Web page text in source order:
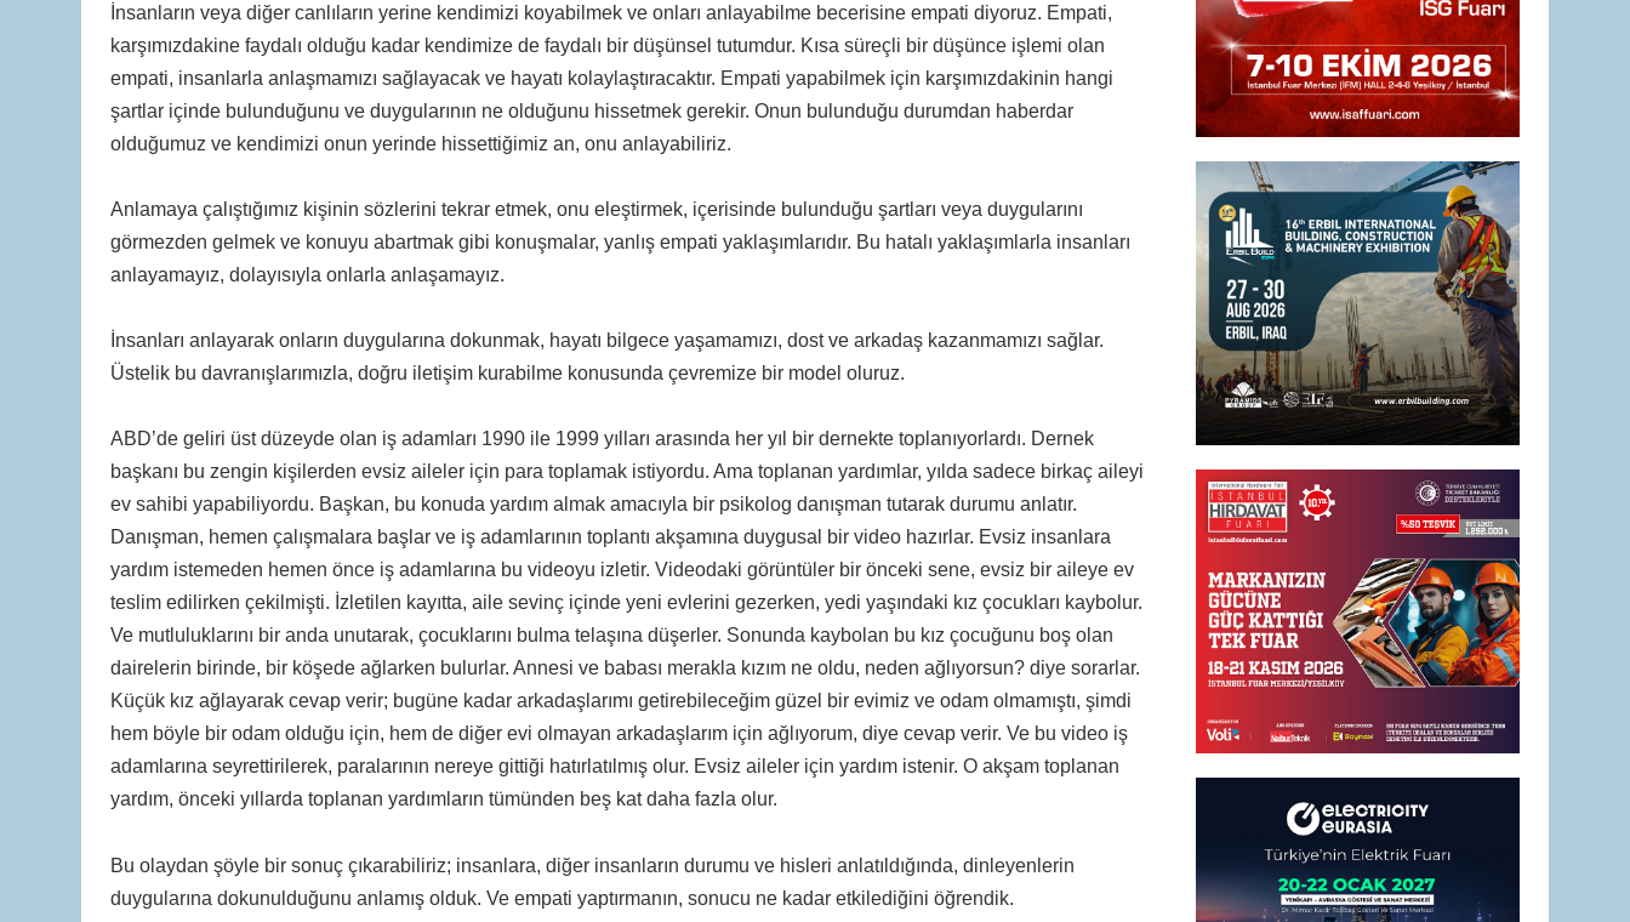
İnsanların veya diğer canlıların yerine kendimizi koyabilmek ve onları anlayabilme becerisine empati diyoruz. Empati,
karşımızdakine faydalı olduğu kadar kendimize de faydalı bir düşünsel tutumdur. Kısa süreçli bir düşünce işlemi olan
empati, insanlarla anlaşmamızı sağlayacak ve hayatı kolaylaştıracaktır. Empati yapabilmek için karşımızdakinin hangi
şartlar içinde bulunduğunu ve duygularının ne olduğunu hissetmek gerekir. Onun bulunduğu durumdan haberdar
olduğumuz ve kendimizi onun yerinde hissettiğimiz an, onu anlayabiliriz.
Anlamaya çalıştığımız kişinin sözlerini tekrar etmek, onu eleştirmek, içerisinde bulunduğu şartları veya duygularını
görmezden gelmek ve konuyu abartmak gibi konuşmalar, yanlış empati yaklaşımlarıdır. Bu hatalı yaklaşımlarla insanları
anlayamayız, dolayısıyla onlarla anlaşamayız.
İnsanları anlayarak onların duygularına dokunmak, hayatı bilgece yaşamamızı, dost ve arkadaş kazanmamızı sağlar.
Üstelik bu davranışlarımızla, doğru iletişim kurabilme konusunda çevremize bir model oluruz.
ABD’de geliri üst düzeyde olan iş adamları 1990 ile 1999 yılları arasında her yıl bir dernekte toplanıyorlardı. Dernek
başkanı bu zengin kişilerden evsiz aileler için para toplamak istiyordu. Ama toplanan yardımlar, yılda sadece birkaç aileyi
ev sahibi yapabiliyordu. Başkan, bu konuda yardım almak amacıyla bir psikolog danışman tutarak durumu anlatır.
Danışman, hemen çalışmalara başlar ve iş adamlarının toplantı akşamına duygusal bir video hazırlar. Evsiz insanlara
yardım istemeden hemen önce iş adamlarına bu videoyu izletir. Videodaki görüntüler bir önceki sene, evsiz bir aileye ev
teslim edilirken çekilmişti. İzletilen kayıtta, aile sevinç içinde yeni evlerini gezerken, yedi yaşındaki kız çocukları kaybolur.
Ve mutluluklarını bir anda unutarak, çocuklarını bulma telaşına düşerler. Sonunda kaybolan bu kız çocuğunu boş olan
dairelerin birinde, bir köşede ağlarken bulurlar. Annesi ve babası merakla kızım ne oldu, neden ağlıyorsun? diye sorarlar.
Küçük kız ağlayarak cevap verir; bugüne kadar arkadaşlarımı getirebileceğim güzel bir evimiz ve odam olmamıştı, şimdi
hem böyle bir odam olduğu için, hem de diğer evi olmayan arkadaşlarım için ağlıyorum, diye cevap verir. Ve bu video iş
adamlarına seyrettirilerek, paralarının nereye gittiği hatırlatılmış olur. Evsiz aileler için yardım istenir. O akşam toplanan
yardım, önceki yıllarda toplanan yardımların tümünden beş kat daha fazla olur.
Bu olaydan şöyle bir sonuç çıkarabiliriz; insanlara, diğer insanların durumu ve hisleri anlatıldığında, dinleyenlerin
duygularına dokunulduğunu anlamış olduk. Ve empati yaptırmanın, sonucu ne kadar etkilediğini öğrendik.